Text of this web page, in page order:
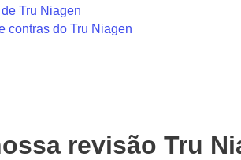
Tru Niagen
contras do Tru Niagen
revisão Tru